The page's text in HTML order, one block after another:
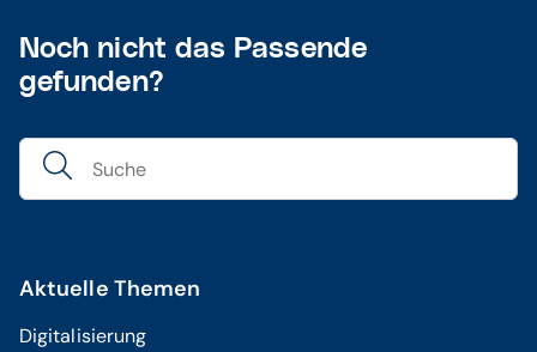
Noch nicht das Passende
gefunden?
Aktuelle Themen
Digitalisierung